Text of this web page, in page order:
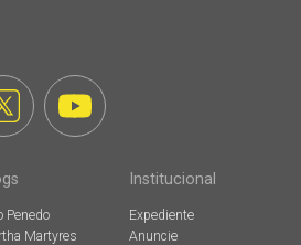
Penedo
Martyres
Institucional
Expediente
Anuncie